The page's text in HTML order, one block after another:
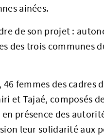
ainées.
de son projet :
des trois communes
46 femmes des cadres
et Tajaé, composés
en présence des
leur solidarité aux